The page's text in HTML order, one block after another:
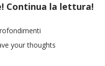
Continua la lettura!
your thoughts